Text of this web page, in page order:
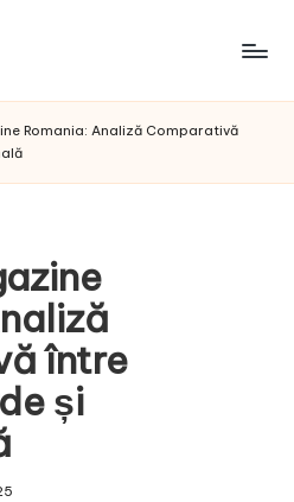
Romania: Analiză Comparativă
între
și